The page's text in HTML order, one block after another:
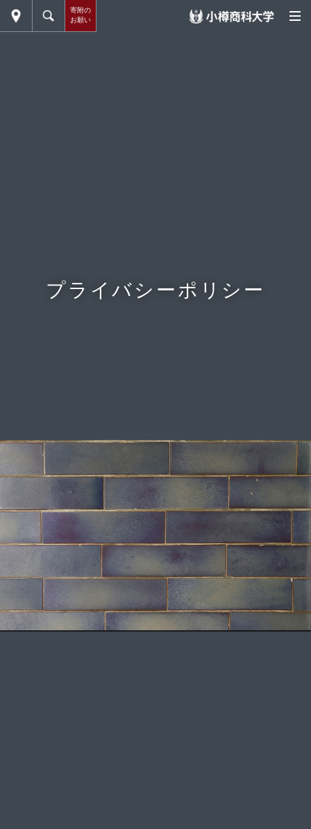
寄附の
お願い
プライバシーポリシー